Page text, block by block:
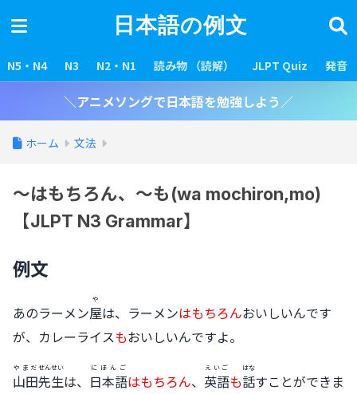
日本語の例文
N5・N4 N3 N2・N1 読み物 （読解） JLPT Quiz 発音
＼アニメソングで日本語を勉強しよう／
ホーム 文法
〜はもちろん、〜も(wa mochiron,mo)
【JLPT N3 Grammar】
例文
あのラーメン屋
や
は、ラーメンはもちろんおいしいんです
が、カレーライスもおいしいんですよ。
山田
やまだ
先生
せんせい
は、 日本語
にほんご
はもちろん、 英語
えいご
も話
はな
すことができま